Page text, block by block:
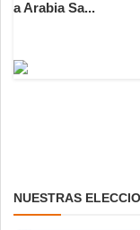
a Arabia Sa...
NUESTRAS